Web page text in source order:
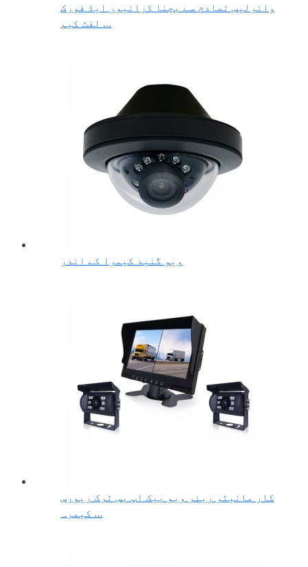
وائرلیس تصادم سے بچنا ڈرائیور ایڈ فورک
لفٹ کیم ...
ویو گنبد کیمرا کے اندر
کار مانیٹر ریئر ویو بیک اپ بس ٹرک ریورس
کیمرہ ...